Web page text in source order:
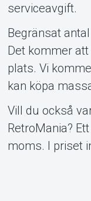
serviceavgift.
Begränsat
Det kommer
plats. Vi
kan köpa
Vill du också
RetroMania?
moms. I priset